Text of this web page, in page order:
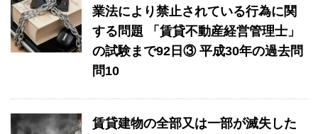
業法により禁止されている行為に関
する問題 「賃貸不動産経営管理士」
の試験まで92日③ 平成30年の過去問
問10
賃貸建物の全部又は一部が滅失した